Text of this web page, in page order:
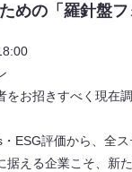
めの「羅針盤
お招きすべく現在
ESG評価から、全
据える企業こそ、新